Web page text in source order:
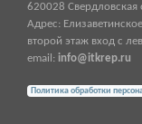
620028 Свердловская
Адрес:
второй этаж вход с
email: info@itkrep.ru
Политика обработки